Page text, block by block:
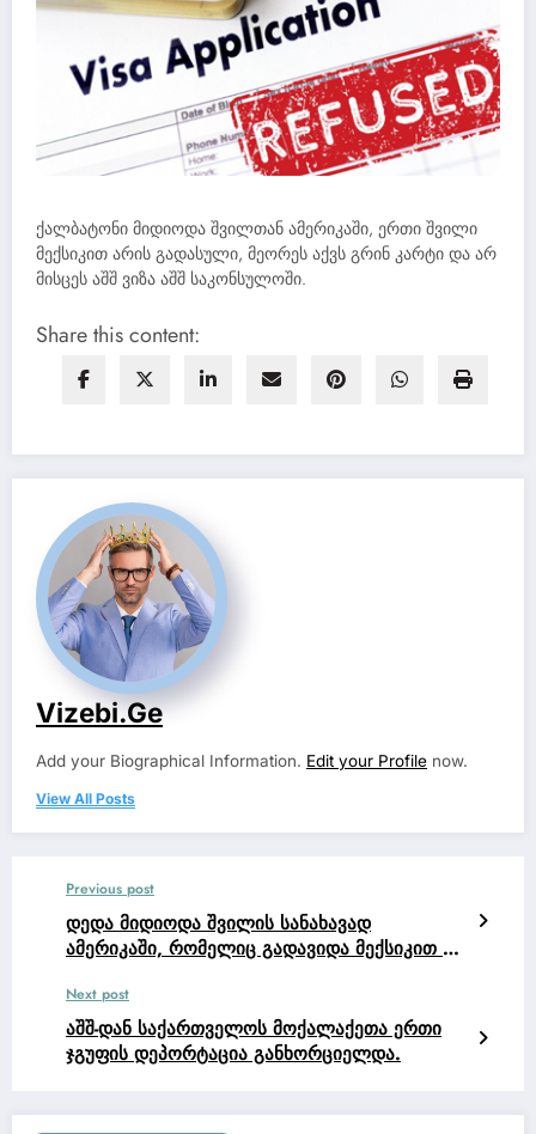
ქალბატონი მიდიოდა შვილთან ამერიკაში, ერთი შვილი
მექსიკით არის გადასული, მეორეს აქვს გრინ კარტი და არ
მისცეს აშშ ვიზა აშშ საკონსულოში.
Share this content:
Vizebi.ge
Add your Biographical Information. Edit your Profile now.
View All Posts
Previous post
დედა მიდიოდა შვილის სანახავად
ამერიკაში, რომელიც გადავიდა მექსიკით და
Next post
აშშ-დან საქართველოს მოქალაქეთა ერთი
ჯგუფის დეპორტაცია განხორციელდა.